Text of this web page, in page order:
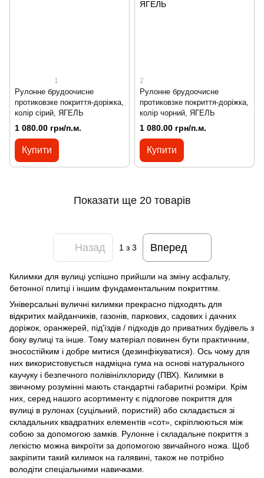
1
Рулонне брудоочисне
протиковзке покриття-доріжка,
колір сірий, ЯГЕЛЬ
1 080.00 грн/п.м.
Купити
2
Рулонне брудоочисне
протиковзке покриття-доріжка,
колір чорний, ЯГЕЛЬ
1 080.00 грн/п.м.
Купити
Показати ще 20 товарів
Назад 1 з 3 Вперед
Килимки для вулиці успішно прийшли на зміну асфальту,
бетонної плитці і іншим фундаментальним покриттям.
Універсальні вуличні килимки прекрасно підходять для
відкритих майданчиків, газонів, паркових, садових і дачних
доріжок, оранжерей, під'їздів / підходів до приватних будівель з
боку вулиці та інше. Тому матеріал повинен бути практичним,
зносостійким і добре митися (дезинфікуватися). Ось чому для
них використовується надміцна гума на основі натурального
каучуку і безпечного полівінілхлориду (ПВХ). Килимки в
звичному розумінні мають стандартні габаритні розміри. Крім
них, серед нашого асортименту є підлогове покриття для
вулиці в рулонах (суцільний, пористий) або складається зі
складальних квадратних елементів «сот», скріплюються між
собою за допомогою замків. Рулонне і складальне покриття з
легкістю можна викроїти за допомогою звичайного ножа. Щоб
закріпити такий килимок на галявині, також не потрібно
володіти спеціальними навичками.